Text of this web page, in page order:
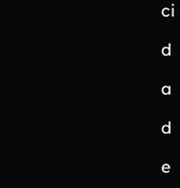
ci
d
a
d
e